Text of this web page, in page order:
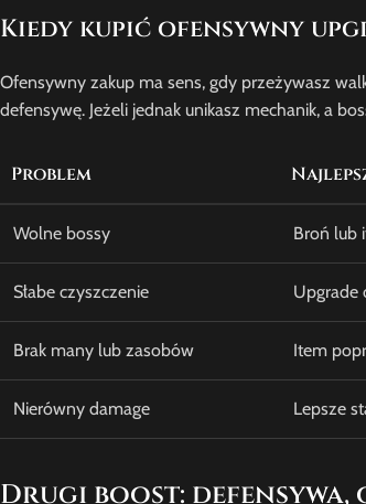
Kiedy kupić ofensywny
Ofensywny zakup ma sens, gdy przeżywasz
defensywę. Jeżeli jednak unikasz mechanik, a
Problem
Wolne bossy Broń lub
Słabe czyszczenie Upgrade
Brak many lub zasobów Item
Nierówny damage Lepsze
Drugi boost: